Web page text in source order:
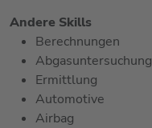
Andere Skills
Berechnungen
Abgasuntersuchung
Ermittlung
Automotive
Airbag